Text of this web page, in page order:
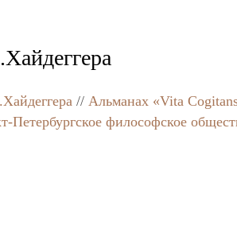
// Альманах «Vita
Петербургское философское